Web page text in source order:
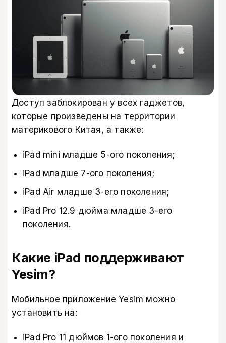
Доступ заблокирован у всех гаджетов,
которые произведены на территории
материкового Китая, а также:
iPad mini младше 5-ого поколения;
iPad младше 7-ого поколения;
iPad Air младше 3-его поколения;
iPad Pro 12.9 дюйма младше 3-его
поколения.
Какие iPad поддерживают
Yesim?
Мобильное приложение Yesim можно
установить на:
iPad Pro 11 дюймов 1-ого поколения и